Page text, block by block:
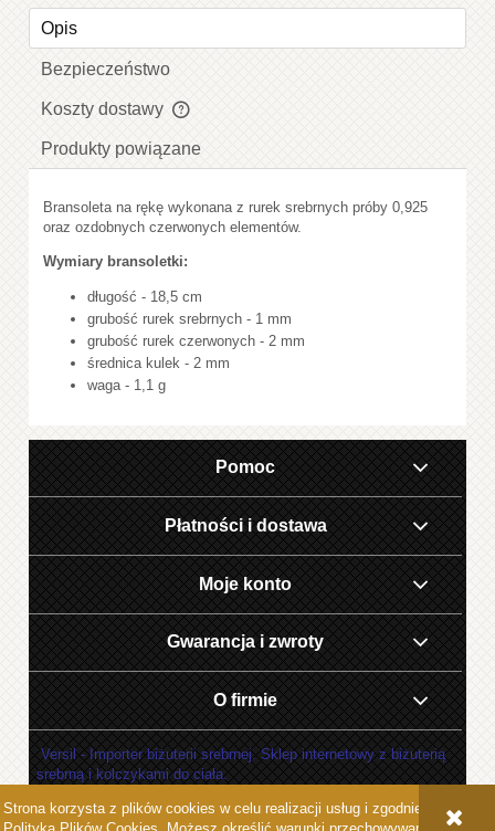
Strona korzysta z plików cookies w celu realizacji usług i zgodnie z
Opis
Bezpieczeństwo
Koszty dostawy
Cena nie zawiera ewentualnych kosztów płatności
Produkty powiązane
Bransoleta na rękę wykonana z rurek srebrnych próby 0,925
oraz ozdobnych czerwonych elementów.
Wymiary bransoletki:
długość - 18,5 cm
grubość rurek srebrnych - 1 mm
grubość rurek czerwonych - 2 mm
średnica kulek - 2 mm
waga - 1,1 g
Pomoc
Płatności i dostawa
Moje konto
Gwarancja i zwroty
O firmie
Versil - Importer biżuterii srebrnej. Sklep internetowy z biżuterią
srebrną i kolczykami do ciała.
POKAŻ PEŁNĄ WERSJĘ STRONY